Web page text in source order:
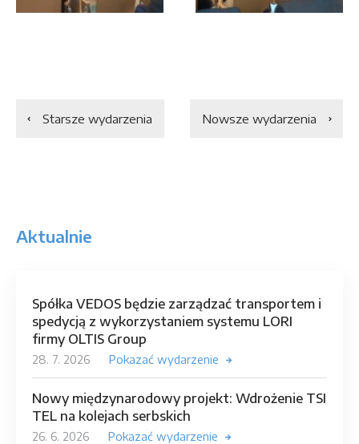
Starsze wydarzenia Nowsze wydarzenia
Aktualnie
Spółka VEDOS będzie zarządzać transportem i
spedycją z wykorzystaniem systemu LORI
firmy OLTIS Group
28. 7. 2026 Pokazać wydarzenie
Nowy międzynarodowy projekt: Wdrożenie TSI
TEL na kolejach serbskich
26. 6. 2026 Pokazać wydarzenie